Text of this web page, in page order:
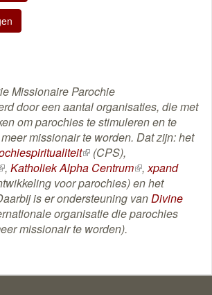
Missionaire Parochie
door een aantal organisaties, die met
om parochies te stimuleren en te
missionair te worden. Dat zijn: het
(externe
link)
(CPS),
, Katholiek Alpha Centrum(externe
link)
,xpand
voor parochies) en het
is er ondersteuning vanDivine
organisatie die parochies
missionair te worden).